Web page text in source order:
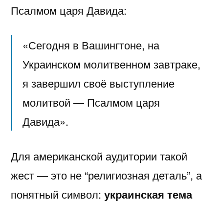
Псалмом царя Давида:
«Сегодня в Вашингтоне, на
Украинском молитвенном завтраке,
я завершил своё выступление
молитвой — Псалмом царя
Давида».
Для американской аудитории такой
жест — это не “религиозная деталь”, а
понятный символ: украинская тема